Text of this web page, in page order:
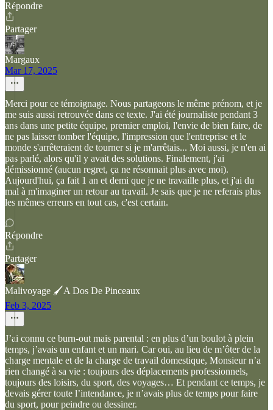
Répondre
Partager
Margaux
Mar 17, 2025
Merci pour ce témoignage. Nous partageons le même prénom, et je
me suis aussi retrouvée dans ce texte. J'ai été journaliste pendant 3
ans dans une petite équipe, premier emploi, l'envie de bien faire, de
ne pas laisser tomber l'équipe, l'impression que l'entreprise et le
monde s'arrêteraient de tourner si je m'arrêtais... Moi aussi, je n'en ai
pas parlé, alors qu'il y avait des solutions. Finalement, j'ai
démissionné (aucun regret, ça ne résonnait plus avec moi).
Aujourd'hui, ça fait 1 an et demi que je ne travaille plus, et j'ai du
mal à m'imaginer un retour au travail. Je sais que je ne referais plus
les mêmes erreurs en tout cas, c'est certain.
Répondre
Partager
Malivoyage 🖌️A Dos De Pinceaux
Feb 3, 2025
J’ai connu ce burn-out mais parental : en plus d’un boulot à plein
temps, j’avais un enfant et un mari. Car oui, au lieu de m’ôter de la
charge mentale et de la charge de travail domestique, Monsieur n’a
rien changé à sa vie : toujours des déplacements professionnels,
toujours des loisirs, du sport, des voyages… Et pendant ce temps, je
devais gérer toute l’intendance, je n’avais plus de temps pour faire
du sport, pour peindre ou dessiner.